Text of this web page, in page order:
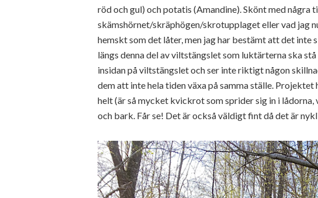
röd och gul) och potatis (Amandine). Skönt med några
skämshörnet/skräphögen/skrotupplaget eller vad jag
hemskt som det låter, men jag har bestämt att det inte
längs denna del av viltstängslet som luktärterna ska
insidan på viltstängslet och ser inte riktigt någon
dem att inte hela tiden växa på samma ställe. Projektet
helt (är så mycket kvickrot som sprider sig in i
och bark. Får se! Det är också väldigt fint då det är